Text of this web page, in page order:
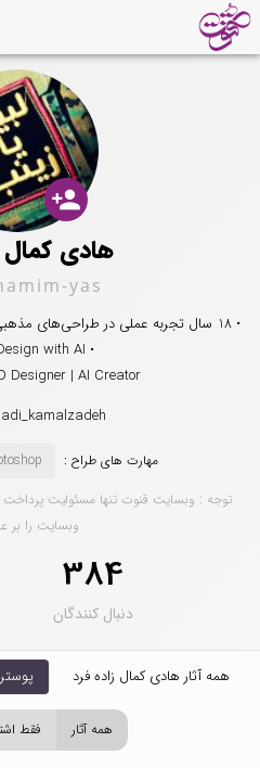
person_add
هادی کمال
yas
• 18 سال تجربه عملی در طراحی‌های مذهبی، هویت بصری و پروژه‌های تبلیغاتی
• Graphic Design with AI
Designer | AI Creator
مهارت های طراح :
توجه : وبسایت قنوت تنها مسئولیت
وبسایت را بر
384
دنبال کنندگان
همه آثار هادی کمال زاده فرد پوستر
همه آثار فقط